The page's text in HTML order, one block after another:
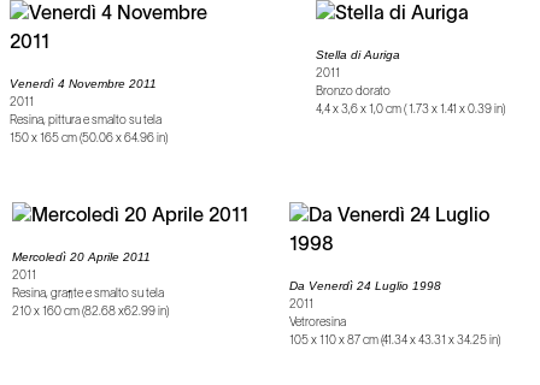
Venerdì 4 Novembre 2011
2011
Resina, pittura e smalto su tela
150 x 165 cm (50.06 x 64.96 in)
Stella di Auriga
2011
Bronzo dorato
4,4 x 3,6 x 1,0 cm ( 1.73 x 1.41 x 0.39 in)
Mercoledì 20 Aprile 2011
2011
Resina, grafite e smalto su tela
210 x 160 cm (82.68 x62.99 in)
Da Venerdì 24 Luglio 1998
2011
Vetroresina
105 x 110 x 87 cm (41.34 x 43.31 x 34.25 in)